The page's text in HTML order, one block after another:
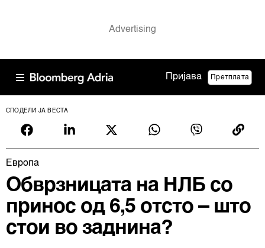
Пријава Претплата
СПОДЕЛИ ЈА ВЕСТА
Европа
Обврзницата на НЛБ со
принос од 6,5 отсто – што
стои во заднина?